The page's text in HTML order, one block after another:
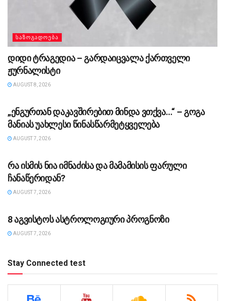
ᲡᲐᲖᲝᲒᲐᲓᲝᲔᲑᲐ
დიდი ტრაგედია – გარდაიცვალა ქართველი
ჟურნალისტი
AUGUST 8, 2026
„ენგურთან დაკავშირებით მინდა ვთქვა…“ – გოგა
მანიას უახლესი წინასწარმეტყველება
AUGUST 7, 2026
რა ისმის ნია იმნაძისა და მამამისის ფარული
ჩანაწერიდან?
AUGUST 7, 2026
8 აგვისტოს ასტროლოგიური პროგნოზი
AUGUST 7, 2026
Stay Connected test